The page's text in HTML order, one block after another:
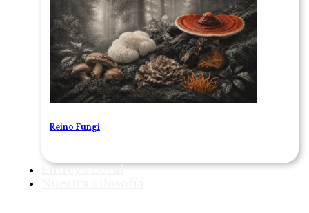
Reino Fungi
Entrega Local